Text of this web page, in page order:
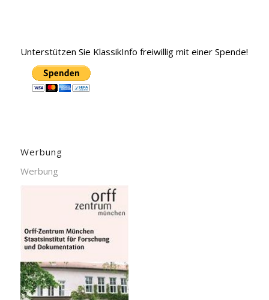
Unterstützen Sie KlassikInfo freiwillig mit einer Spende!
Werbung
Werbung